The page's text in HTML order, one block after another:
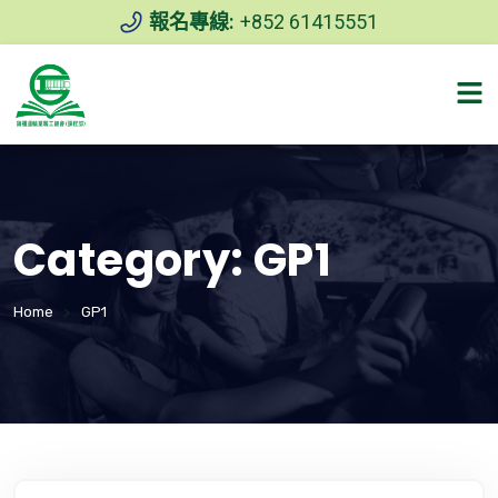
報名專線: +852 61415551
Category:GP1
Home GP1